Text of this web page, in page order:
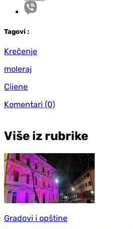
Tagovi :
Krečenje
moleraj
Cijene
Komentari (0)
Više iz rubrike
Gradovi i opštine